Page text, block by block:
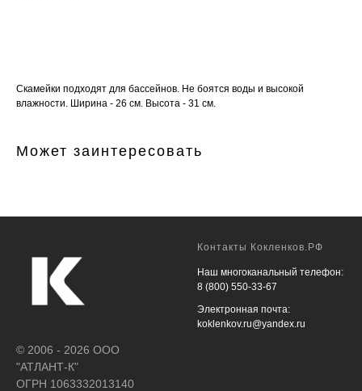
Скамейки подходят для бассейнов. Не боятся воды и высокой
влажности. Ширина - 26 см. Высота - 31 см.
Может заинтересовать
© 2006 - 2026 ООО
"АТЛАНТ-К"
ОГРН 1063332013140
Контакты Кокленков.РФ
Наш многоканальный телефон:
8 (800) 550-33-67
Электронная почта:
koklenkov.ru@yandex.ru